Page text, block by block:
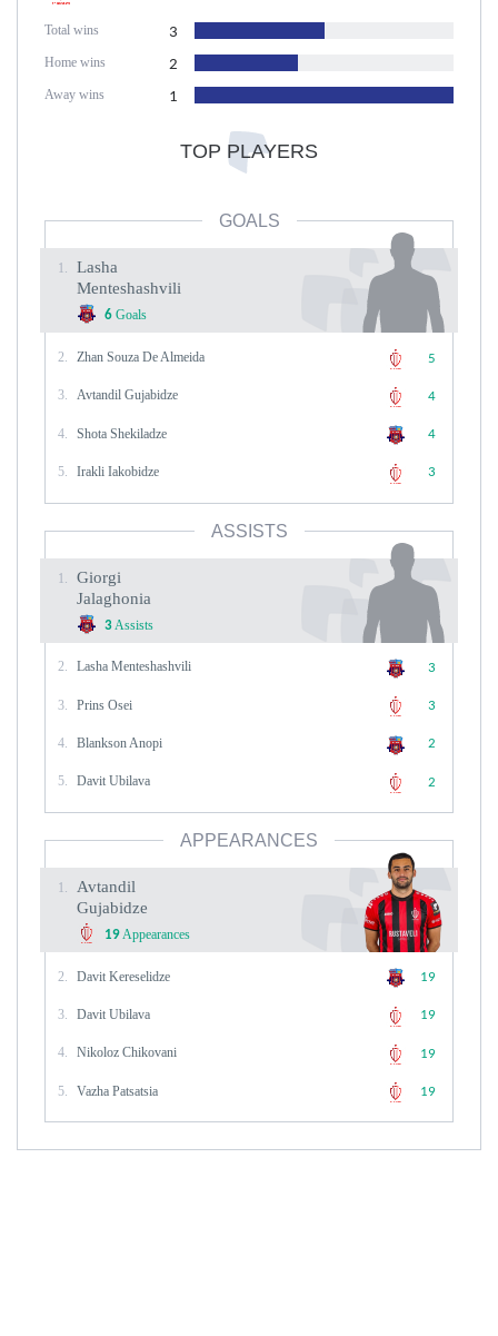
Total wins 3
Home wins 2
Away wins 1
TOP PLAYERS
GOALS
1.
Lasha
Menteshashvili
6 Goals
2. Zhan Souza De Almeida 5
3. Avtandil Gujabidze 4
4. Shota Shekiladze 4
5. Irakli Iakobidze 3
ASSISTS
1.
Giorgi
Jalaghonia
3 Assists
2. Lasha Menteshashvili 3
3. Prins Osei 3
4. Blankson Anopi 2
5. Davit Ubilava 2
APPEARANCES
1.
Avtandil
Gujabidze
19Appearances
2. Davit Kereselidze 19
3. Davit Ubilava 19
4. Nikoloz Chikovani 19
5. Vazha Patsatsia 19